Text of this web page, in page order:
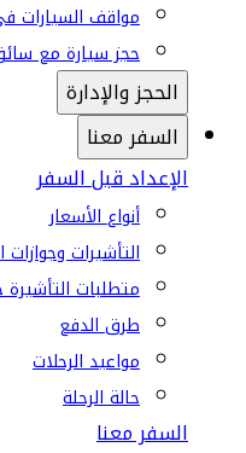
مواقف السيارات
حجز سيارة مع
الحجز والإدارة
السفر معنا
الإعداد قبل السفر
أنواع الأسعار
التأشيرات وجوازات
متطلبات
طرق الدفع
مواعيد الرحلات
حالة الرحلة
السفر معنا